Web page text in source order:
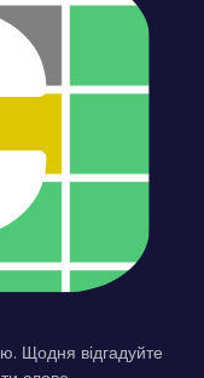
Щодня відгадуйте